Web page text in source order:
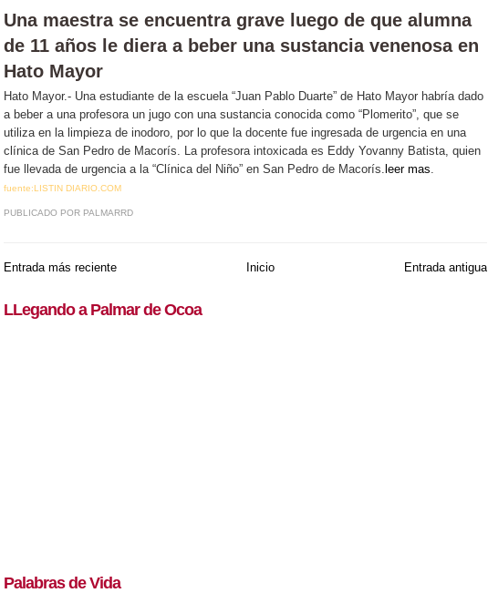
Una maestra se encuentra grave luego de que alumna
de 11 años le diera a beber una sustancia venenosa en
Hato Mayor
Hato Mayor.- Una estudiante de la escuela “Juan Pablo Duarte” de Hato Mayor habría dado
a beber a una profesora un jugo con una sustancia conocida como “Plomerito”, que se
utiliza en la limpieza de inodoro, por lo que la docente fue ingresada de urgencia en una
clínica de San Pedro de Macorís. La profesora intoxicada es Eddy Yovanny Batista, quien
fue llevada de urgencia a la “Clínica del Niño” en San Pedro de Macorís. leer mas.
fuente:LISTIN DIARIO.COM
PUBLICADO POR PALMARRD
Entrada más reciente Entrada antigua
Inicio
LLegando a Palmar de Ocoa
Palabras de Vida